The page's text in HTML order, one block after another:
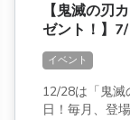
【鬼滅の刃
ゼント！】
イベント
12/28は「鬼
日！毎月、登